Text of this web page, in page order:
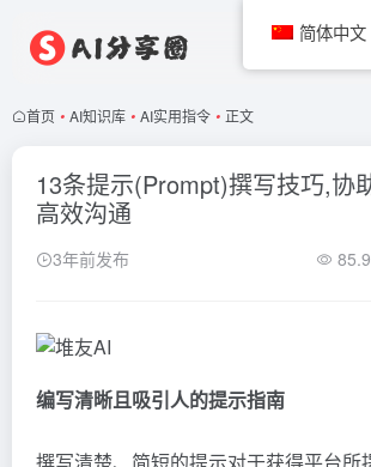
首页 • AI知识库 • AI实用指令 • 正文
13条提示(Prompt)撰写技巧,协
高效沟通
3年前发布
编写清晰且吸引人的提示指南
撰写清楚、简短的提示对于获得平台所
简体中文